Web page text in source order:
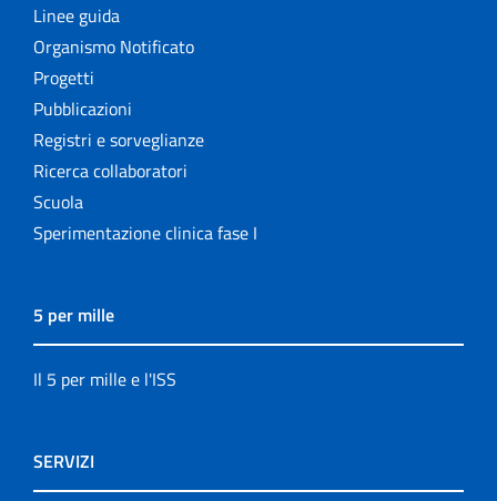
Linee guida
Organismo Notificato
Progetti
Pubblicazioni
Registri e sorveglianze
Ricerca collaboratori
Scuola
Sperimentazione clinica fase I
5 per mille
Il 5 per mille e l'ISS
SERVIZI